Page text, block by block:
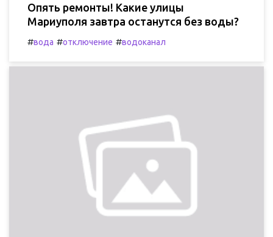
Опять ремонты! Какие улицы
Мариуполя завтра останутся без воды?
#вода #отключение #водоканал